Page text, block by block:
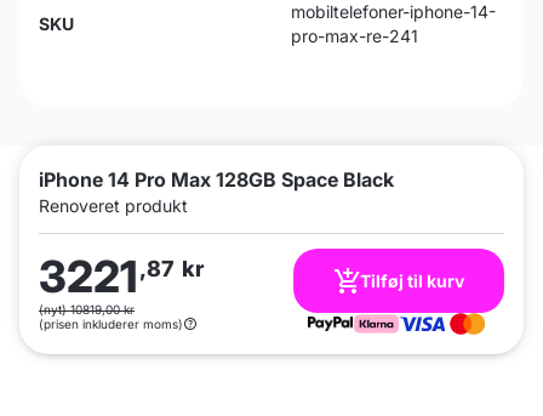
iPhone 14 Pro Max 128GB Space Black
Renoveret produkt
3221,87 kr
(nyt) 10819,00 kr
(prisen inkluderer moms)
Tilføj til kurv
SKU
mobiltelefoner-iphone-14-
pro-max-re-241